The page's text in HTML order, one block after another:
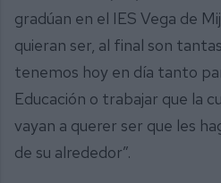
gradúan en el IES Vega de
quieran ser, al final son
tenemos hoy en día tanto
Educación o trabajar que la
vayan a querer ser que les
de su alrededor”.